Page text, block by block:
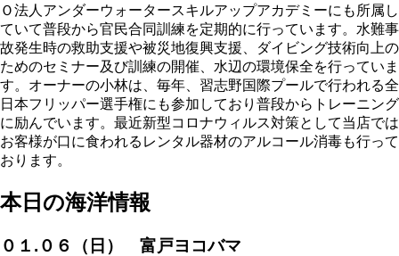
Ｏ法人アンダーウォータースキルアップアカデミーにも所属し
ていて普段から官民合同訓練を定期的に行っています。水難事
故発生時の救助支援や被災地復興支援、ダイビング技術向上の
ためのセミナー及び訓練の開催、水辺の環境保全を行っていま
す。オーナーの小林は、毎年、習志野国際プールで行われる全
日本フリッパー選手権にも参加しており普段からトレーニング
に励んでいます。最近新型コロナウィルス対策として当店では
お客様が口に食われるレンタル器材のアルコール消毒も行って
おります。
本日の海洋情報
０１.０６（日） 富戸ヨコバマ